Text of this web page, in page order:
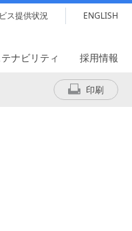
ス提供状況 ENGLISH
ナビリティ 採用情報
印刷